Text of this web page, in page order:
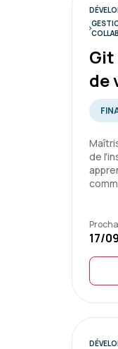
de
de
17/